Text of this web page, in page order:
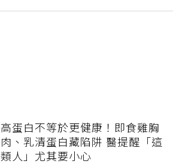
高蛋白不等於更健康！即食雞胸
肉、乳清蛋白藏陷阱 醫提醒「這
類人」尤其要小心